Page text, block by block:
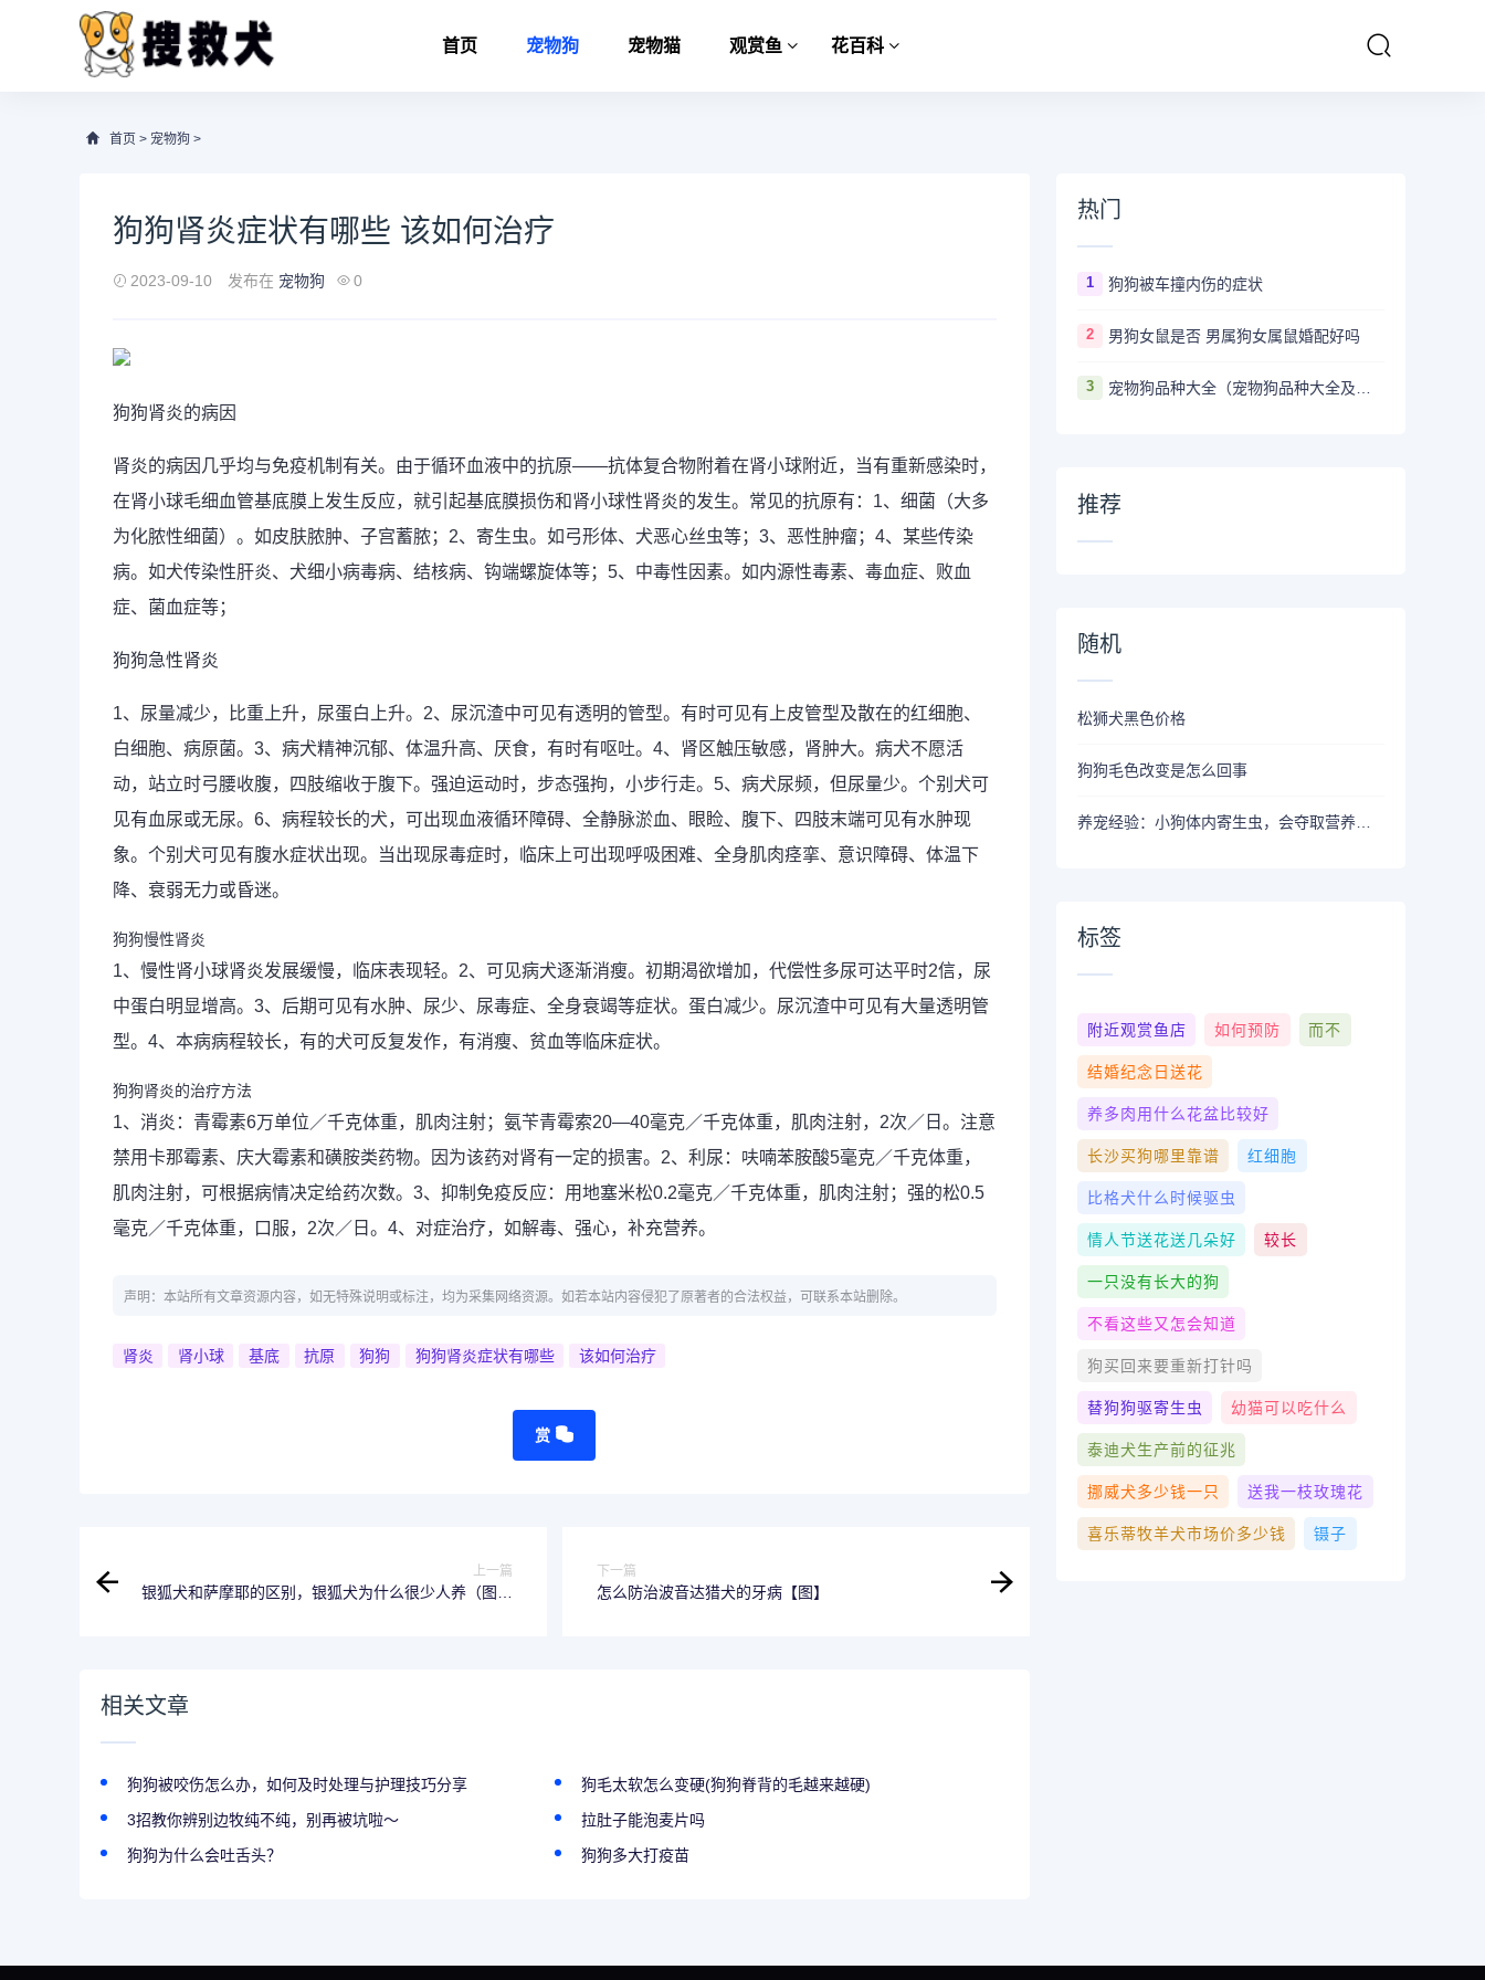
首页 宠物狗 宠物猫 观赏鱼 花百科
首页 > 宠物狗 >
狗狗肾炎症状有哪些 该如何治疗
2023-09-10 发布在 宠物狗 0
狗狗肾炎的病因
肾炎的病因几乎均与免疫机制有关。由于循环血液中的抗原——抗体复合物附着在肾小球附近，当有重新感染时，
在肾小球毛细血管基底膜上发生反应，就引起基底膜损伤和肾小球性肾炎的发生。常见的抗原有：1、细菌（大多
为化脓性细菌）。如皮肤脓肿、子宫蓄脓；2、寄生虫。如弓形体、犬恶心丝虫等；3、恶性肿瘤；4、某些传染
病。如犬传染性肝炎、犬细小病毒病、结核病、钩端螺旋体等；5、中毒性因素。如内源性毒素、毒血症、败血
症、菌血症等；
狗狗急性肾炎
1、尿量减少，比重上升，尿蛋白上升。2、尿沉渣中可见有透明的管型。有时可见有上皮管型及散在的红细胞、
白细胞、病原菌。3、病犬精神沉郁、体温升高、厌食，有时有呕吐。4、肾区触压敏感，肾肿大。病犬不愿活
动，站立时弓腰收腹，四肢缩收于腹下。强迫运动时，步态强拘，小步行走。5、病犬尿频，但尿量少。个别犬可
见有血尿或无尿。6、病程较长的犬，可出现血液循环障碍、全静脉淤血、眼睑、腹下、四肢末端可见有水肿现
象。个别犬可见有腹水症状出现。当出现尿毒症时，临床上可出现呼吸困难、全身肌肉痉挛、意识障碍、体温下
降、衰弱无力或昏迷。
狗狗慢性肾炎
1、慢性肾小球肾炎发展缓慢，临床表现轻。2、可见病犬逐渐消瘦。初期渴欲增加，代偿性多尿可达平时2信，尿
中蛋白明显增高。3、后期可见有水肿、尿少、尿毒症、全身衰竭等症状。蛋白减少。尿沉渣中可见有大量透明管
型。4、本病病程较长，有的犬可反复发作，有消瘦、贫血等临床症状。
狗狗肾炎的治疗方法
1、消炎：青霉素6万单位／千克体重，肌肉注射；氨苄青霉索20—40毫克／千克体重，肌肉注射，2次／日。注意
禁用卡那霉素、庆大霉素和磺胺类药物。因为该药对肾有一定的损害。2、利尿：呋喃苯胺酸5毫克／千克体重，
肌肉注射，可根据病情决定给药次数。3、抑制免疫反应：用地塞米松0.2毫克／千克体重，肌肉注射；强的松0.5
毫克／千克体重，口服，2次／日。4、对症治疗，如解毒、强心，补充营养。
声明：本站所有文章资源内容，如无特殊说明或标注，均为采集网络资源。如若本站内容侵犯了原著者的合法权益，可联系本站删除。
肾炎 肾小球 基底 抗原 狗狗 狗狗肾炎症状有哪些 该如何治疗
赏
上一篇
银狐犬和萨摩耶的区别，银狐犬为什么很少人养（图片
下一篇
怎么防治波音达猎犬的牙病【图】
相关文章
狗狗被咬伤怎么办，如何及时处理与护理技巧分享
狗毛太软怎么变硬(狗狗脊背的毛越来越硬)
3招教你辨别边牧纯不纯，别再被坑啦～
拉肚子能泡麦片吗
狗狗为什么会吐舌头？
狗狗多大打疫苗
热门
1 狗狗被车撞内伤的症状
2 男狗女鼠是否 男属狗女属鼠婚配好吗
3
推荐
随机
松狮犬黑色价格
狗狗毛色改变是怎么回事
标签
附近观赏鱼店 如何预防 而不
结婚纪念日送花
养多肉用什么花盆比较好
长沙买狗哪里靠谱 红细胞
比格犬什么时候驱虫
情人节送花送几朵好 较长
一只没有长大的狗
不看这些又怎会知道
狗买回来要重新打针吗
替狗狗驱寄生虫 幼猫可以吃什么
泰迪犬生产前的征兆
挪威犬多少钱一只 送我一枝玫瑰花
喜乐蒂牧羊犬市场价多少钱 镊子